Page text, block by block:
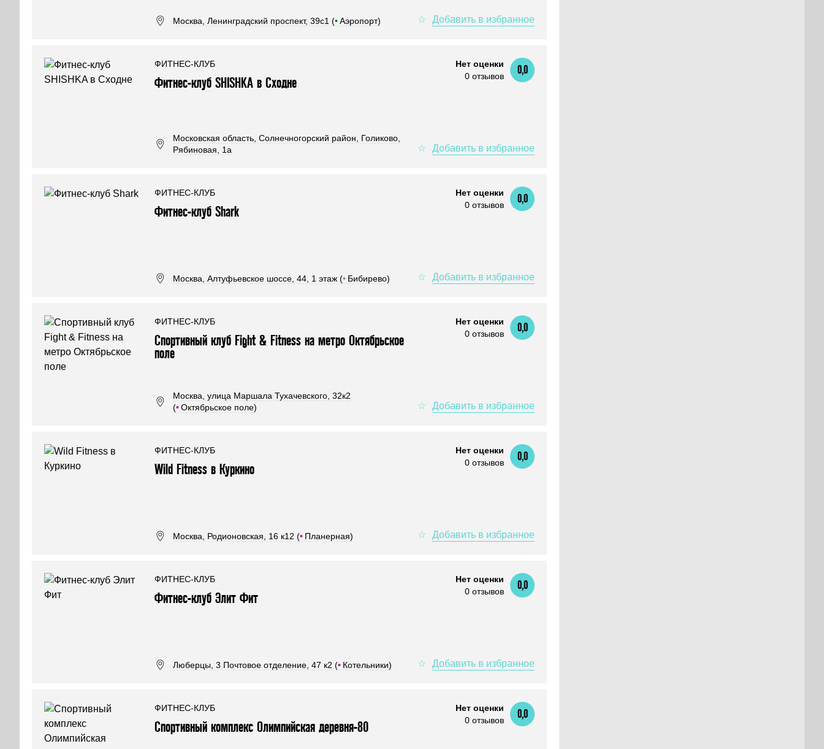
Москва, Ленинградский проспект, 39с1 (•Аэропорт)
ФИТНЕС-КЛУБ
Фитнес-клуб SHISHKA в Сходне
Московская область, Солнечногорский район, Голиково,
Рябиновая, 1а
Нет оценки
0 отзывов
0,0
ФИТНЕС-КЛУБ
Фитнес-клуб Shark
Москва, Алтуфьевское шоссе, 44, 1 этаж (• Бибирево)
Нет оценки
0 отзывов
0,0
ФИТНЕС-КЛУБ
Спортивный клуб Fight & Fitness на метро Октябрьское
поле
Москва, улица Маршала Тухачевского, 32к2
(•Октябрьское поле)
Нет оценки
0 отзывов
0,0
ФИТНЕС-КЛУБ
Wild Fitness в Куркино
Москва, Родионовская, 16 к12 (• Планерная)
Нет оценки
0 отзывов
0,0
ФИТНЕС-КЛУБ
Фитнес-клуб Элит Фит
Люберцы, 3 Почтовое отделение, 47 к2 (• Котельники)
Нет оценки
0 отзывов
0,0
ФИТНЕС-КЛУБ
Спортивный комплекс Олимпийская деревня-80
Нет оценки
0 отзывов
0,0